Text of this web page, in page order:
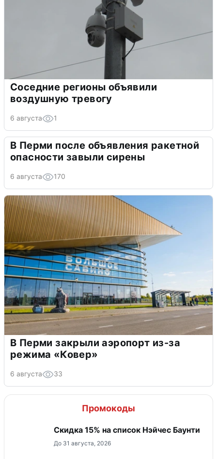
Соседние регионы объявили
воздушную тревогу
6 августа 1
В Перми после объявления ракетной
опасности завыли сирены
6 августа 170
В Перми закрыли аэропорт из-за
режима «Ковер»
6 августа 33
Промокоды
Скидка 15% на список Нэйчес Баунти
До 31 августа, 2026